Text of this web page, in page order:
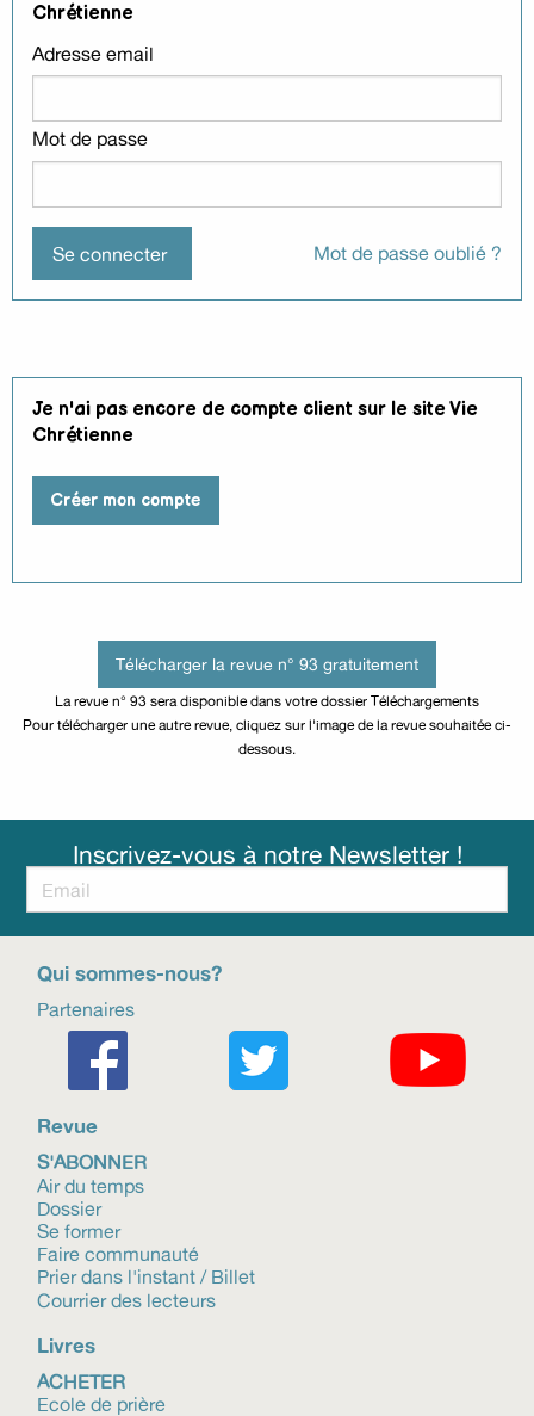
Chrétienne
Adresse email
Mot de passe
Mot de passe oublié ?
Je n'ai pas encore de compte client sur le site Vie
Chrétienne
Créer mon compte
Télécharger la revue n° 93 gratuitement
La revue n° 93 sera disponible dans votre dossier Téléchargements
Pour télécharger une autre revue, cliquez sur l'image de la revue souhaitée ci-
dessous.
Inscrivez-vous à notre Newsletter !
Qui sommes-nous?
Partenaires
Revue
S'ABONNER
Air du temps
Dossier
Se former
Faire communauté
Prier dans l'instant / Billet
Courrier des lecteurs
Livres
ACHETER
Ecole de prière